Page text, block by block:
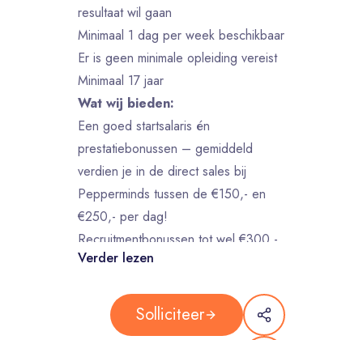
resultaat wil gaan
Minimaal 1 dag per week beschikbaar
Er is geen minimale opleiding vereist
Minimaal 17 jaar
Wat wij bieden:
Een goed startsalaris én
prestatiebonussen – gemiddeld
verdien je in de direct sales bij
Pepperminds tussen de €150,- en
€250,- per dag!
Recruitmentbonussen tot wel €300,-
per vriend die jij aanbrengt –
Opleiding- en trainingsprogramma’s
van onze eigen PepperAcademy
Verder lezen
Solliciteer